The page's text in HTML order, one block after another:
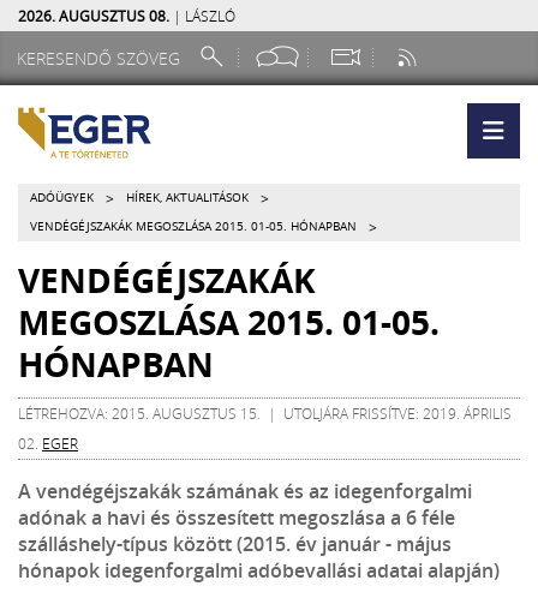
2026. AUGUSZTUS 08. | LÁSZLÓ
ADÓÜGYEK > HÍREK, AKTUALITÁSOK >
VENDÉGÉJSZAKÁK MEGOSZLÁSA 2015. 01-05. HÓNAPBAN >
VENDÉGÉJSZAKÁK
MEGOSZLÁSA 2015. 01-05.
HÓNAPBAN
LÉTREHOZVA: 2015. AUGUSZTUS 15. | UTOLJÁRA FRISSÍTVE: 2019. ÁPRILIS
02. EGER
A vendégéjszakák számának és az idegenforgalmi
adónak a havi és összesített megoszlása a 6 féle
szálláshely-típus között (2015. év január - május
hónapok idegenforgalmi adóbevallási adatai alapján)